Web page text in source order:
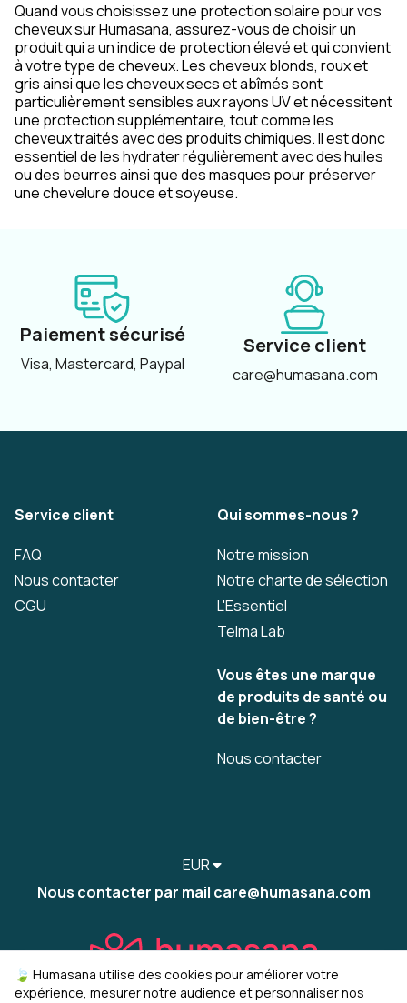
Quand vous choisissez une protection solaire pour vos
cheveux sur Humasana, assurez-vous de choisir un
produit qui a un indice de protection élevé et qui convient
à votre type de cheveux. Les cheveux blonds, roux et
gris ainsi que les cheveux secs et abîmés sont
particulièrement sensibles aux rayons UV et nécessitent
une protection supplémentaire, tout comme les
cheveux traités avec des produits chimiques. Il est donc
essentiel de les hydrater régulièrement avec des huiles
ou des beurres ainsi que des masques pour préserver
une chevelure douce et soyeuse.
Paiement sécurisé
Visa, Mastercard, Paypal
Service client
care@humasana.com
Service client
FAQ
Nous contacter
CGU
Qui sommes-nous ?
Notre mission
Notre charte de sélection
L'Essentiel
Telma Lab
Vous êtes une marque
de produits de santé ou
de bien-être ?
Nous contacter
EUR
Nous contacter par mail care@humasana.com
🍃 Humasana utilise des cookies pour améliorer votre
expérience, mesurer notre audience et personnaliser nos